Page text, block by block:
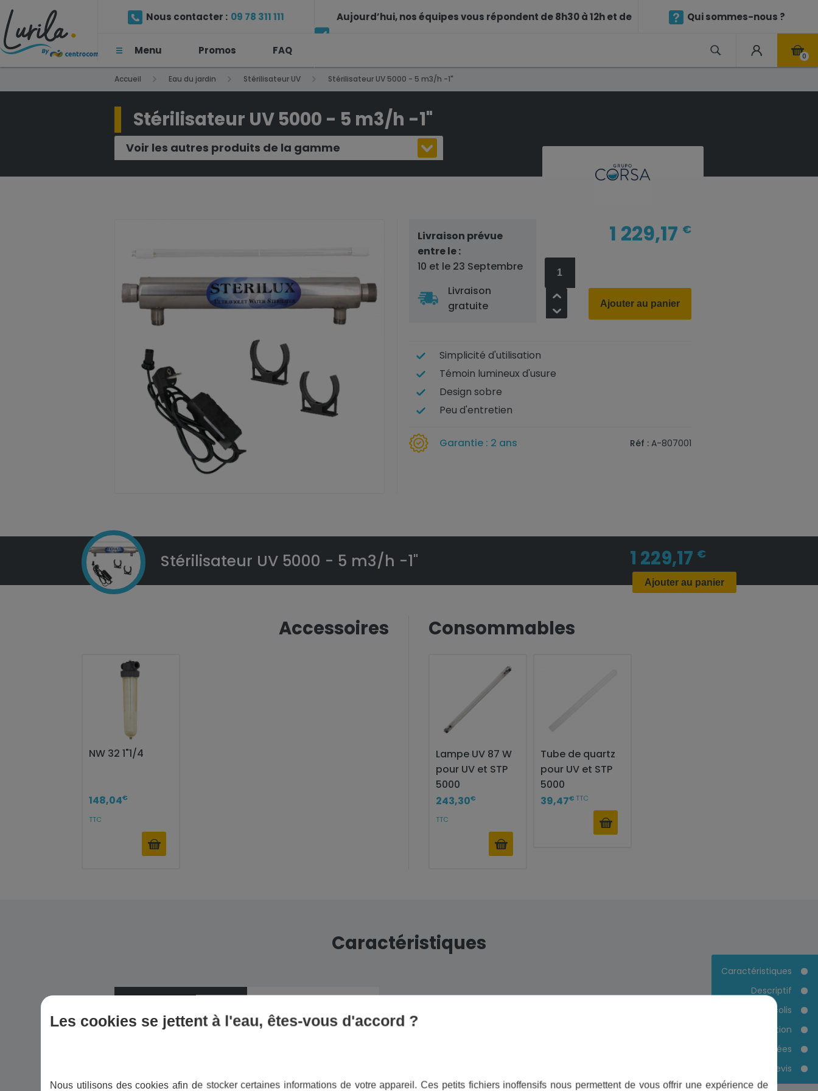
Nous contacter : 09 78 311 111
(Prix d'un appel local)
Aujourd’hui, nos équipes vous répondent de 8h30 à 12h et de Qui sommes-nous ?
Menu Promos FAQ 0
Accueil Eau du jardin Stérilisateur UV Stérilisateur UV 5000 - 5 m3/h -1"
Stérilisateur UV 5000 - 5 m3/h -1"
Voir les autres produits de la gamme
Livraison prévue
entre le :
10 et le 23 Septembre
Livraison
gratuite
1 229,17 €
+
Ajouter au panier
Simplicité d'utilisation
Témoin lumineux d'usure
Design sobre
Peu d'entretien
Garantie : 2 ans Réf :A-807001
Stérilisateur UV 5000 - 5 m3/h -1" 1 229,17 €
Ajouter au panier
Caractéristiques
Descriptif
Contenu du colis
Documentation
Pièces détachées
Devis
Accessoires
NW 32 1"1/4
148,04€
TTC
Consommables
Lampe UV 87 W
pour UV et STP
5000
243,30€
TTC
Tube de quartz
pour UV et STP
5000
39,47€ TTC
Caractéristiques
Présence de filtration Non
Les cookies se jettent à l'eau, êtes-vous d'accord ?
Nous utilisons des cookies afin de stocker certaines informations de votre appareil. Ces petits fichiers inoffensifs nous permettent de vous offrir une expérience de